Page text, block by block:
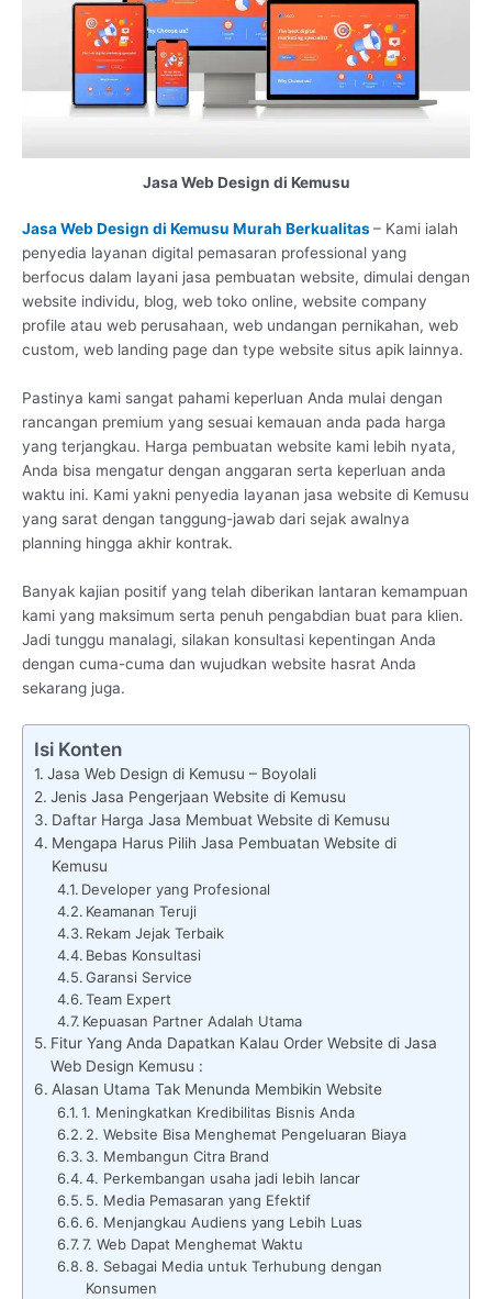
Jasa Web Design di Kemusu
Jasa Web Design di Kemusu Murah Berkualitas– Kami ialah
penyedia layanan digital pemasaran professional yang
berfocus dalam layani jasa pembuatan website, dimulai dengan
website individu, blog, web toko online, website company
profile atau web perusahaan, web undangan pernikahan, web
custom, web landing page dan type website situs apik lainnya.
Pastinya kami sangat pahami keperluan Anda mulai dengan
rancangan premium yang sesuai kemauan anda pada harga
yang terjangkau. Harga pembuatan website kami lebih nyata,
Anda bisa mengatur dengan anggaran serta keperluan anda
waktu ini. Kami yakni penyedia layanan jasa website di Kemusu
yang sarat dengan tanggung-jawab dari sejak awalnya
planning hingga akhir kontrak.
Banyak kajian positif yang telah diberikan lantaran kemampuan
kami yang maksimum serta penuh pengabdian buat para klien.
Jadi tunggu manalagi, silakan konsultasi kepentingan Anda
dengan cuma-cuma dan wujudkan website hasrat Anda
sekarang juga.
Isi Konten
Jasa Web Design di Kemusu – Boyolali
Jenis Jasa Pengerjaan Website di Kemusu
Daftar Harga Jasa Membuat Website di Kemusu
Mengapa Harus Pilih Jasa Pembuatan Website di
Kemusu
Developer yang Profesional
Keamanan Teruji
Rekam Jejak Terbaik
Bebas Konsultasi
Garansi Service
Team Expert
Kepuasan Partner Adalah Utama
Fitur Yang Anda Dapatkan Kalau Order Website di Jasa
Web Design Kemusu :
Alasan Utama Tak Menunda Membikin Website
1. Meningkatkan Kredibilitas Bisnis Anda
2. Website Bisa Menghemat Pengeluaran Biaya
3. Membangun Citra Brand
4. Perkembangan usaha jadi lebih lancar
5. Media Pemasaran yang Efektif
6. Menjangkau Audiens yang Lebih Luas
7. Web Dapat Menghemat Waktu
8. Sebagai Media untuk Terhubung dengan
Konsumen